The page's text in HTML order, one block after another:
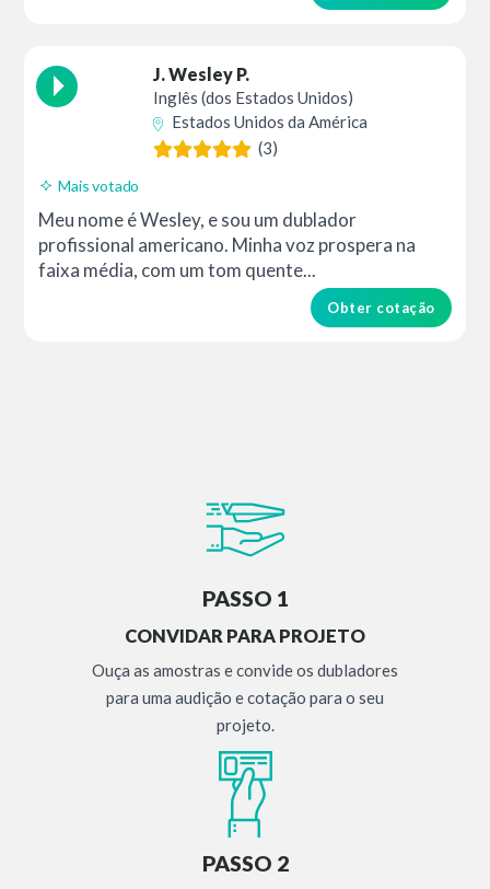
J. Wesley P.
Inglês (dos Estados Unidos)
Estados Unidos da América
(3)
Mais votado
Meu nome é Wesley, e sou um dublador
profissional americano. Minha voz prospera na
faixa média, com um tom quente...
Obter cotação
PASSO 1
CONVIDAR PARA PROJETO
Ouça as amostras e convide os dubladores
para uma audição e cotação para o seu
projeto.
PASSO 2